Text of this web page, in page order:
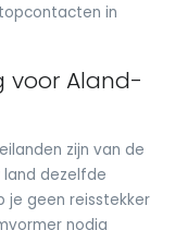
in
voor Aland-
zijn van de
land dezelfde
je geen reisstekker
nodig